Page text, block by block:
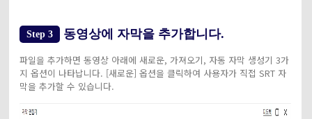
Step 3 동영상에 자막을 추가합니다.
파일을 추가하면 동영상 아래에 새로운, 가져오기, 자동 자막 생성기 3가
지 옵션이 나타납니다. [새로운] 옵션을 클릭하여 사용자가 직접 SRT 자
막을 추가할 수 있습니다.